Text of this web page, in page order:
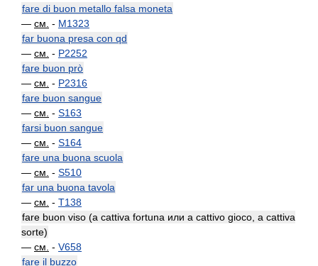
fare di buon metallo falsa moneta
— см. - M1323
far buona presa con qd
— см. - P2252
fare buon prò
— см. - P2316
fare buon sangue
— см. - S163
farsi buon sangue
— см. - S164
fare una buona scuola
— см. - S510
far una buona tavola
— см. - T138
fare buon viso (a cattiva fortuna или a cattivo gioco, a cattiva
sorte)
— см. - V658
fare il buzzo